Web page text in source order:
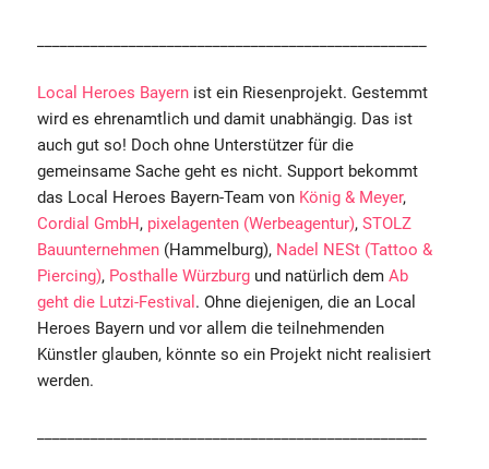
Local Heroes Bayern ist ein Riesenprojekt. Gestemmt
wird es ehrenamtlich und damit unabhängig. Das ist
auch gut so! Doch ohne Unterstützer für die
gemeinsame Sache geht es nicht. Support bekommt
das Local Heroes Bayern-Team von König & Meyer,
Cordial GmbH, pixelagenten (Werbeagentur), STOLZ
Bauunternehmen (Hammelburg), Nadel NESt (Tattoo &
Piercing), Posthalle Würzburg und natürlich dem Ab
geht die Lutzi-Festival . Ohne diejenigen, die an Local
Heroes Bayern und vor allem die teilnehmenden
Künstler glauben, könnte so ein Projekt nicht realisiert
werden.